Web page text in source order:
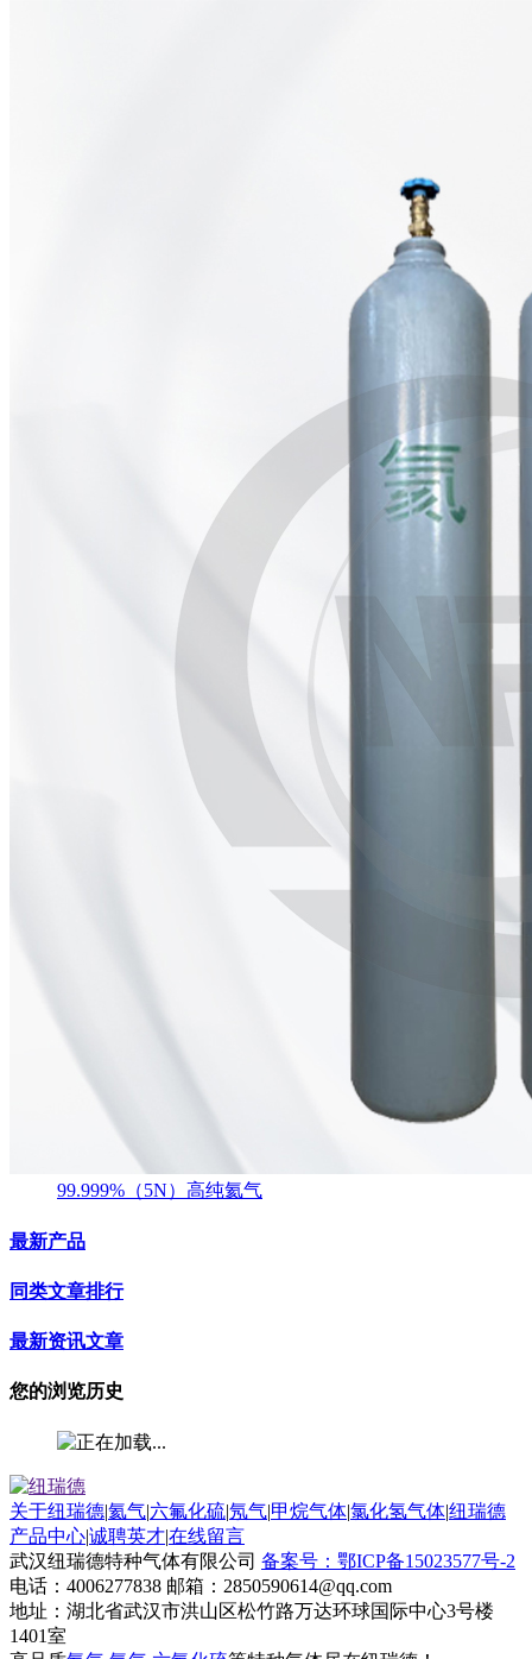
99.999%（5N）高纯氦气
最新产品
同类文章排行
最新资讯文章
您的浏览历史
关于纽瑞德|氦气|六氟化硫|氖气|甲烷气体|氯化氢气体|纽瑞德
产品中心|诚聘英才|在线留言
武汉纽瑞德特种气体有限公司 备案号：鄂ICP备15023577号-2
电话：4006277838 邮箱：2850590614@qq.com
地址：湖北省武汉市洪山区松竹路万达环球国际中心3号楼
1401室